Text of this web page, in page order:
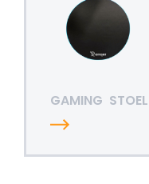
GAMING STOEL